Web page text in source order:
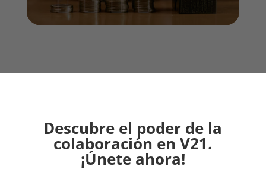
Descubre el poder de la
colaboración en V21.
¡Únete ahora!